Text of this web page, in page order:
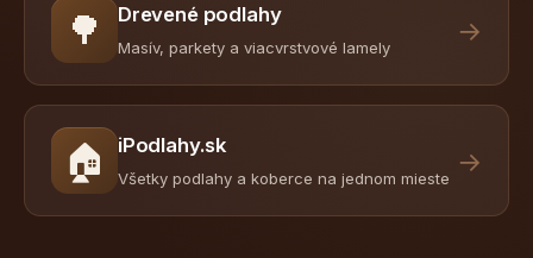
🌳 Drevené podlahy
Masív, parkety a viacvrstvové lamely
→
🏠 iPodlahy.sk
Všetky podlahy a koberce na jednom mieste
→